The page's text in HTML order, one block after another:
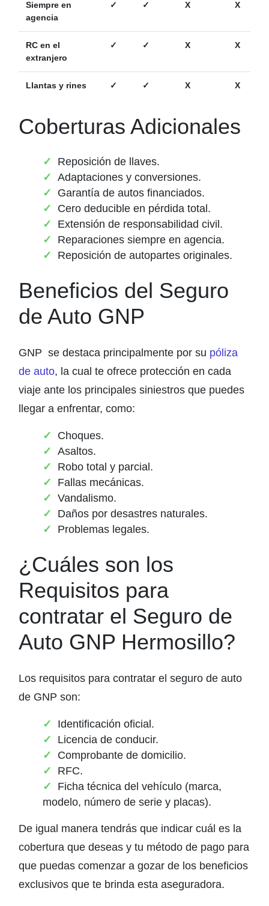
Siempre en
agencia
✓ ✓ X X
RC en el
extranjero
✓ ✓ X X
Llantas y rines ✓ ✓ X X
Coberturas Adicionales
Reposición de llaves.
Adaptaciones y conversiones.
Garantía de autos financiados.
Cero deducible en pérdida total.
Extensión de responsabilidad civil.
Reparaciones siempre en agencia.
Reposición de autopartes originales.
Beneficios del Seguro
de Auto GNP
GNP se destaca principalmente por su póliza
de auto, la cual te ofrece protección en cada
viaje ante los principales siniestros que puedes
llegar a enfrentar, como:
Choques.
Asaltos.
Robo total y parcial.
Fallas mecánicas.
Vandalismo.
Daños por desastres naturales.
Problemas legales.
¿Cuáles son los
Requisitos para
contratar el Seguro de
Auto GNP Hermosillo?
Los requisitos para contratar el seguro de auto
de GNP son:
Identificación oficial.
Licencia de conducir.
Comprobante de domicilio.
RFC.
Ficha técnica del vehículo (marca,
modelo, número de serie y placas).
De igual manera tendrás que indicar cuál es la
cobertura que deseas y tu método de pago para
que puedas comenzar a gozar de los beneficios
exclusivos que te brinda esta aseguradora.